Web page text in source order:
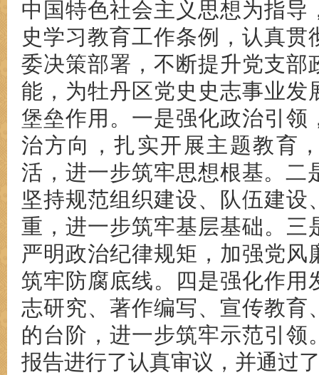
中国特色社会主义思想为指导
史学习教育工作条例，认真贯
委决策部署，不断提升党支部
能，为牡丹区党史史志事业发
堡垒作用。一是强化政治引领
治方向，扎实开展主题教育
活，进一步筑牢思想根基。二
坚持规范组织建设、队伍建设
重，进一步筑牢基层基础。三
严明政治纪律规矩，加强党风
筑牢防腐底线。四是强化作用
志研究、著作编写、宣传教育
的台阶，进一步筑牢示范引领
报告进行了认真审议，并通过